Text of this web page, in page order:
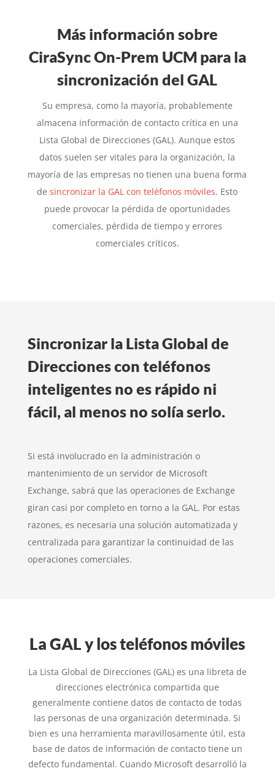
Más información sobre
CiraSync On-Prem UCM para la
sincronización del GAL
Su empresa, como la mayoría, probablemente
almacena información de contacto crítica en una
Lista Global de Direcciones (GAL). Aunque estos
datos suelen ser vitales para la organización, la
mayoría de las empresas no tienen una buena forma
de sincronizar la GAL con teléfonos móviles. Esto
puede provocar la pérdida de oportunidades
comerciales, pérdida de tiempo y errores
comerciales críticos.
Sincronizar la Lista Global de
Direcciones con teléfonos
inteligentes no es rápido ni
fácil, al menos no solía serlo.
Si está involucrado en la administración o
mantenimiento de un servidor de Microsoft
Exchange, sabrá que las operaciones de Exchange
giran casi por completo en torno a la GAL. Por estas
razones, es necesaria una solución automatizada y
centralizada para garantizar la continuidad de las
operaciones comerciales.
La GAL y los teléfonos móviles
La Lista Global de Direcciones (GAL) es una libreta de
direcciones electrónica compartida que
generalmente contiene datos de contacto de todas
las personas de una organización determinada. Si
bien es una herramienta maravillosamente útil, esta
base de datos de información de contacto tiene un
defecto fundamental. Cuando Microsoft desarrolló la